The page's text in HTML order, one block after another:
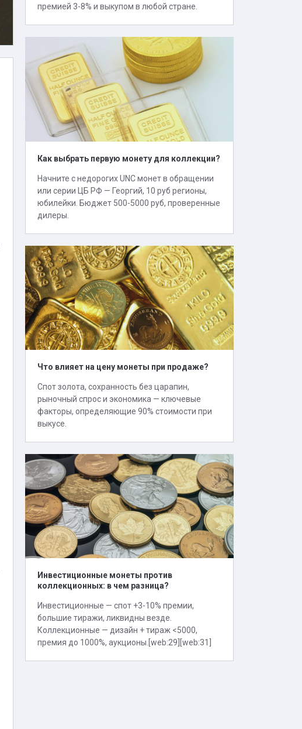
премией 3-8% и выкупом в любой стране.
Как выбрать первую монету для коллекции?
Начните с недорогих UNC монет в обращении
или серии ЦБ РФ — Георгий, 10 руб регионы,
юбилейки. Бюджет 500-5000 руб, проверенные
дилеры.
Что влияет на цену монеты при продаже?
Спот золота, сохранность без царапин,
рыночный спрос и экономика — ключевые
факторы, определяющие 90% стоимости при
выкусе.
Инвестиционные монеты против
коллекционных: в чем разница?
Инвестиционные — спот +3-10% премии,
большие тиражи, ликвидны везде.
Коллекционные — дизайн + тираж <5000,
премия до 1000%, аукционы.[web:29][web:31]